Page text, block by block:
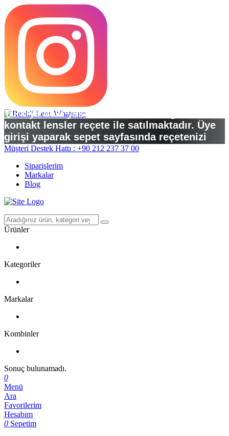
Türkiye’deki yasal düzenlemelere göre
kontakt lensler reçete ile satılmaktadır. Üye
girişi yaparak sepet sayfasında reçetenizi
yükleyebilirsiniz.
Müşteri Destek Hattı : +90 212 237 37 00
Siparişlerim
Markalar
Blog
Ürünler
Kategoriler
Markalar
Kombinler
Sonuç bulunamadı.
0
Menü
Ara
Favorilerim
Hesabım
0 Sepetim